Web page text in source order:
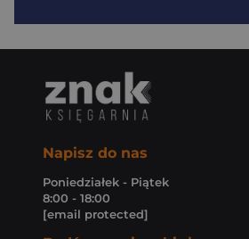
Napisz do nas
Poniedziałek - Piątek
8:00 - 18:00
[email protected]